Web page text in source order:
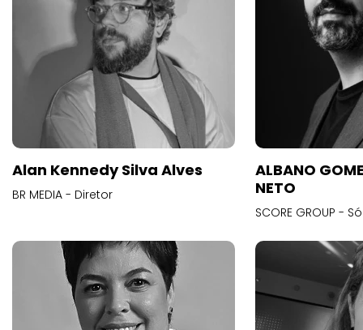
Alan Kennedy Silva Alves
BR MEDIA - Diretor
ALBANO
NETO
SCORE GROUP -